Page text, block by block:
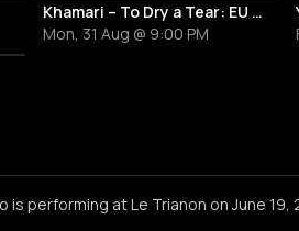
Khamari – To Dry a Tear: EU UK
Mon, 31 Aug @ 9:00 PM
is performing at Le Trianon on June 19,